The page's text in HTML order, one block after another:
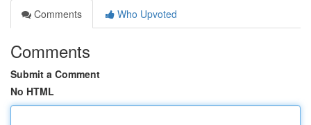
Comments
Who Upvoted
Comments
Submit a Comment
No HTML